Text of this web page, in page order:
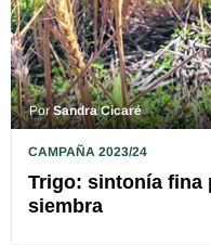
PorSandra Cicaré
CAMPAÑA 2023/24
Trigo: sintonía fina
siembra